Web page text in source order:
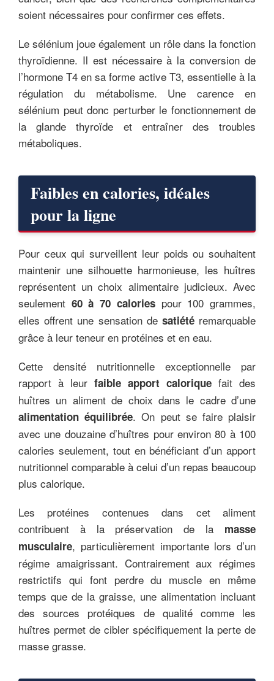
soient nécessaires pour confirmer ces effets.
Le sélénium joue également un rôle dans la fonction
thyroïdienne. Il est nécessaire à la conversion de
l’hormone T4 en sa forme active T3, essentielle à la
régulation du métabolisme. Une carence en
sélénium peut donc perturber le fonctionnement de
la glande thyroïde et entraîner des troubles
métaboliques.
Faibles en calories, idéales
pour la ligne
Pour ceux qui surveillent leur poids ou souhaitent
maintenir une silhouette harmonieuse, les huîtres
représentent un choix alimentaire judicieux. Avec
seulement 60 à 70 caloriespour 100 grammes,
elles offrent une sensation de satiétéremarquable
grâce à leur teneur en protéines et en eau.
Cette densité nutritionnelle exceptionnelle par
rapport à leur faible apport calorique fait des
huîtres un aliment de choix dans le cadre d’une
alimentation équilibrée. On peut se faire plaisir
avec une douzaine d’huîtres pour environ 80 à 100
calories seulement, tout en bénéficiant d’un apport
nutritionnel comparable à celui d’un repas beaucoup
plus calorique.
Les protéines contenues dans cet aliment
contribuent à la préservation de la masse
musculaire, particulièrement importante lors d’un
régime amaigrissant. Contrairement aux régimes
restrictifs qui font perdre du muscle en même
temps que de la graisse, une alimentation incluant
des sources protéiques de qualité comme les
huîtres permet de cibler spécifiquement la perte de
masse grasse.